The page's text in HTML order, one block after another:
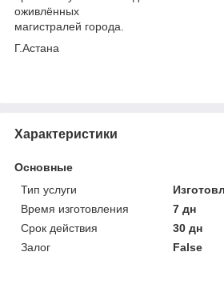
оживлённых
магистралей города.
Г.Астана
Характеристики
Основные
Тип услуги
Время изготовления
7 дн
Срок действия
30 дн
Залог
False